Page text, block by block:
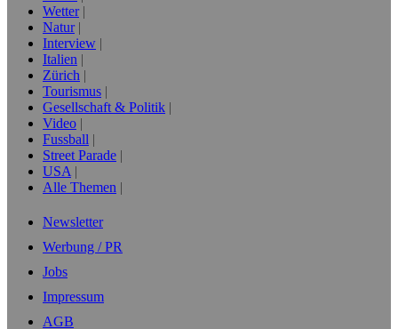
Wetter
Natur
Interview
Italien
Zürich
Tourismus
Gesellschaft & Politik
Video
Fussball
Street Parade
USA
Alle Themen
Newsletter
Werbung / PR
Jobs
Impressum
AGB